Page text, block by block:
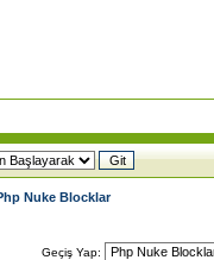
Nuke Blocklar
Geçiş Yap: